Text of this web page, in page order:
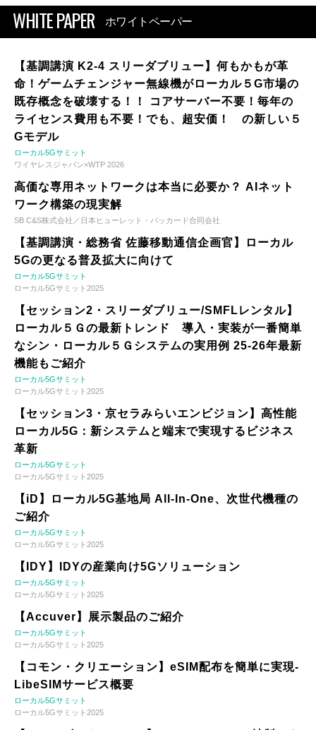
WHITE PAPER ホワイトペーパー
【基調講演 K2-4 スリーダブリュー】何もかもが革
命！ゲームチェンジャー無線機がローカル５G市場の
既存概念を破壊する！！ コアサーバー不要！毎年の
ライセンス費用も不要！でも、超安価！ の新しい５
Gモデル
ローカル5Gサミット
ワイヤレスジャパン×WTP 2026
高価な専用ネットワークは本当に必要か？ AIネット
ワーク構築の現実解
SB C&S株式会社／日本ヒューレット・パッカード合同会社
【基調講演・総務省 佐藤移動通信企画官】ローカル
5Gの更なる普及拡大に向けて
ローカル5Gサミット
ローカル5Gサミット2025
【セッション2・スリーダブリュー/SMFLレンタル】
ローカル５Ｇの最新トレンド 導入・実装が一番簡単
なシン・ローカル５Ｇシステムの実用例 25-26年最新
機能もご紹介
ローカル5Gサミット
ローカル5Gサミット2025
【セッション3・京セラみらいエンビジョン】高性能
ローカル5G：新システムと端末で実現するビジネス
革新
ローカル5Gサミット
ローカル5Gサミット2025
【iD】ローカル5G基地局 All-In-One、次世代機種の
ご紹介
ローカル5Gサミット
ローカル5Gサミット2025
【IDY】IDYの産業向け5Gソリューション
ローカル5Gサミット
ローカル5Gサミット2025
【Accuver】展示製品のご紹介
ローカル5Gサミット
ローカル5Gサミット2025
【コモン・クリエーション】eSIM配布を簡単に実現-
LibeSIMサービス概要
ローカル5Gサミット
ローカル5Gサミット2025